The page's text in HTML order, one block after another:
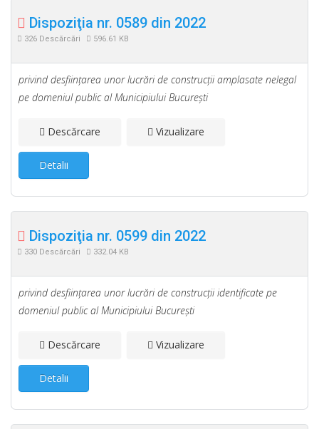
Dispoziţia nr. 0589 din 2022
326 Descărcări 596.61 KB
privind desfiinţarea unor lucrări de construcţii amplasate nelegal
pe domeniul public al Municipiului Bucureşti
Descărcare Vizualizare
Detalii
Dispoziţia nr. 0599 din 2022
330 Descărcări 332.04 KB
privind desfiinţarea unor lucrări de construcţii identificate pe
domeniul public al Municipiului Bucureşti
Descărcare Vizualizare
Detalii